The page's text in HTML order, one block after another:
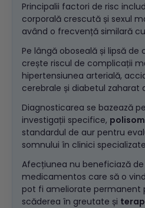
Principalii factori de risc includ
corporală crescută și sexul
având o frecvență similară
Pe lângă oboseală și lipsă
crește riscul de complicații
hipertensiunea arterială,
cerebrale și diabetul zaharat
Diagnosticarea se bazează
investigații specifice,
standardul de aur pentru
somnului în clinici
Afecțiunea nu beneficiază
medicamentos care să o
pot fi ameliorate permanent
scăderea în greutate și